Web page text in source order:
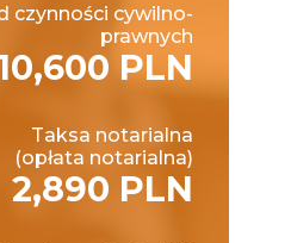
czynności cywilno-
prawnych
PLN
Taksa notarialna
(opłata notarialna)
2,890 PLN